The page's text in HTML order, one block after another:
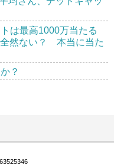
は最高1000万当たる
然ない？ 本当に当た
？